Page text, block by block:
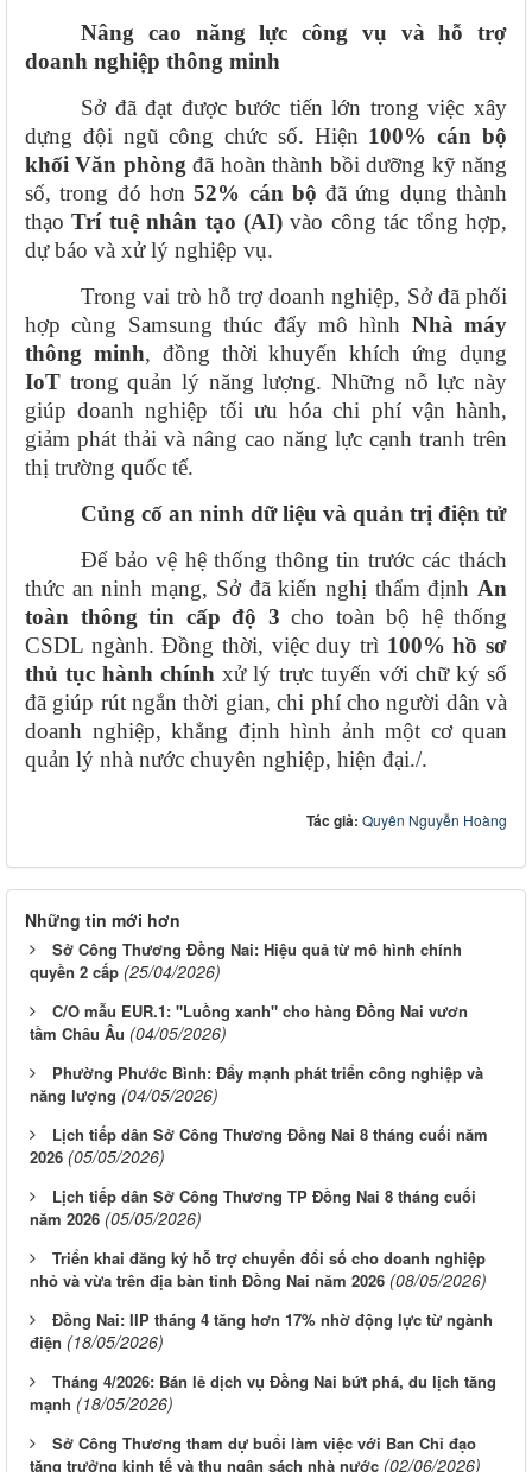
Nâng cao năng lực công vụ và hỗ trợ
doanh nghiệp thông minh
Sở đã đạt được bước tiến lớn trong việc xây
dựng đội ngũ công chức số. Hiện 100% cán bộ
khối Văn phòng đã hoàn thành bồi dưỡng kỹ năng
số, trong đó hơn52% cán bộ đã ứng dụng thành
thạoTrí tuệ nhân tạo (AI) vào công tác tổng hợp,
dự báo và xử lý nghiệp vụ.
Trong vai trò hỗ trợ doanh nghiệp, Sở đã phối
hợp cùng Samsung thúc đẩy mô hình Nhà máy
thông minh, đồng thời khuyến khích ứng dụng
IoT trong quản lý năng lượng. Những nỗ lực này
giúp doanh nghiệp tối ưu hóa chi phí vận hành,
giảm phát thải và nâng cao năng lực cạnh tranh trên
thị trường quốc tế.
Củng cố an ninh dữ liệu và quản trị điện tử
Để bảo vệ hệ thống thông tin trước các thách
thức an ninh mạng, Sở đã kiến nghị thẩm định An
toàn thông tin cấp độ 3 cho toàn bộ hệ thống
CSDL ngành. Đồng thời, việc duy trì 100% hồ sơ
thủ tục hành chính xử lý trực tuyến với chữ ký số
đã giúp rút ngắn thời gian, chi phí cho người dân và
doanh nghiệp, khẳng định hình ảnh một cơ quan
quản lý nhà nước chuyên nghiệp, hiện đại./.
Tác giả: Quyên Nguyễn Hoàng
Những tin mới hơn
Sở Công Thương Đồng Nai: Hiệu quả từ mô hình chính
quyền 2 cấp (25/04/2026)
C/O mẫu EUR.1: "Luồng xanh" cho hàng Đồng Nai vươn
tầm Châu Âu (04/05/2026)
Phường Phước Bình: Đẩy mạnh phát triển công nghiệp và
năng lượng (04/05/2026)
Lịch tiếp dân Sở Công Thương Đồng Nai 8 tháng cuối năm
2026 (05/05/2026)
Lịch tiếp dân Sở Công Thương TP Đồng Nai 8 tháng cuối
năm 2026 (05/05/2026)
Triển khai đăng ký hỗ trợ chuyển đổi số cho doanh nghiệp
nhỏ và vừa trên địa bàn tỉnh Đồng Nai năm 2026 (08/05/2026)
Đồng Nai: IIP tháng 4 tăng hơn 17% nhờ động lực từ ngành
điện (18/05/2026)
Tháng 4/2026: Bán lẻ dịch vụ Đồng Nai bứt phá, du lịch tăng
mạnh (18/05/2026)
Sở Công Thương tham dự buổi làm việc với Ban Chỉ đạo
tăng trưởng kinh tế và thu ngân sách nhà nước (02/06/2026)